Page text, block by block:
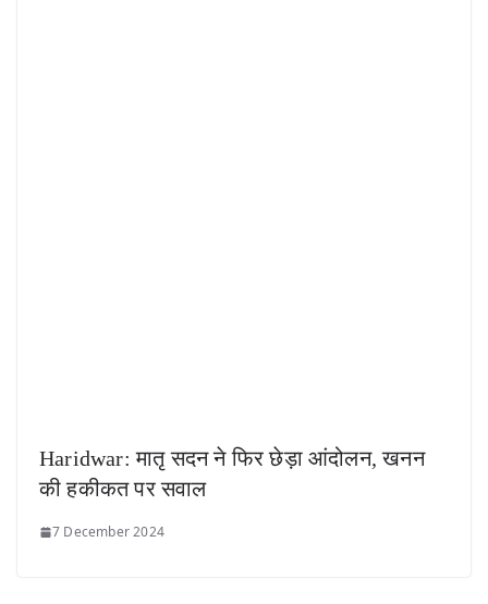
Haridwar: मातृ सदन ने फिर छेड़ा आंदोलन, खनन
की हकीकत पर सवाल
7 December 2024